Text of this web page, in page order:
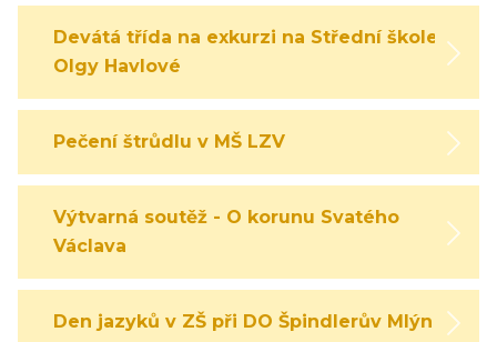
Devátá třída na exkurzi na Střední škole
Olgy Havlové
Pečení štrůdlu v MŠ LZV
Výtvarná soutěž - O korunu Svatého
Václava
Den jazyků v ZŠ při DO Špindlerův Mlýn